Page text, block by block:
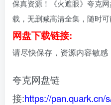
保真资源！《火遮眼》夸克
载，无删减高清全集，随时
网盘下载链接:
请尽快保存，资源内容敏
夸克网盘链
接:https://pan.quark.cn/